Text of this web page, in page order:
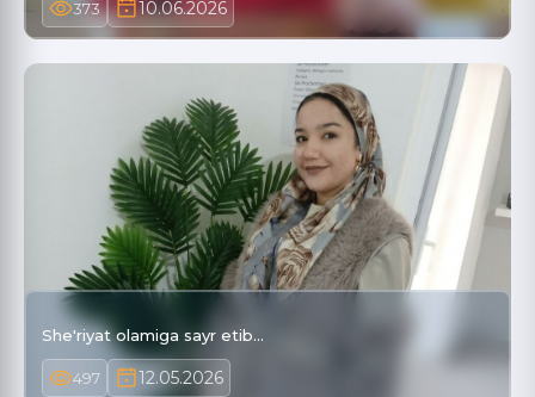
373 10.06.2026
She'riyat olamiga sayr etib...
497 12.05.2026